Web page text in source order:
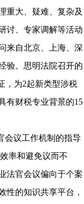
重大、疑难、复杂及
讨、专家调解等活动
来自北京、上海、深
验。思明法院召开的
，为2起新类型涉税
有财税专业背景的15
议工作机制的指导
率和避免议而不
法官会议偏向于个案
性的知识共享平台，